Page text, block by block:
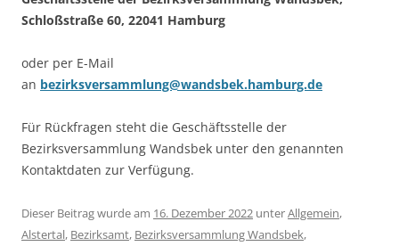
Schloßstraße 60, 22041 Hamburg
oder per E-Mail
an bezirksversammlung@wandsbek.hamburg.de
Für Rückfragen steht die Geschäftsstelle der
Bezirksversammlung Wandsbek unter den genannten
Kontaktdaten zur Verfügung.
Dieser Beitrag wurde am 16. Dezember 2022 unterAllgemein,
Alstertal, Bezirksamt, Bezirksversammlung Wandsbek,